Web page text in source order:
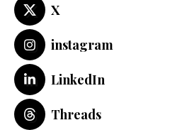
X
instagram
LinkedIn
Threads